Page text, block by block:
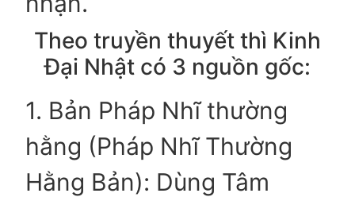
Theo truyền thuyết thì Kinh
Đại Nhật có 3 nguồn gốc:
1. Bản Pháp Nhĩ thường
hằng (Pháp Nhĩ Thường
Hằng Bản): Dùng Tâm